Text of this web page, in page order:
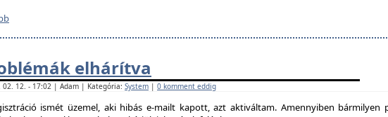
elhárítva
02. 12. - 17:02 | Adam | Kategória: System | 0 komment eddig
ismét üzemel, aki hibás e-mailt kapott, azt aktiváltam. Amennyiben bármilyen